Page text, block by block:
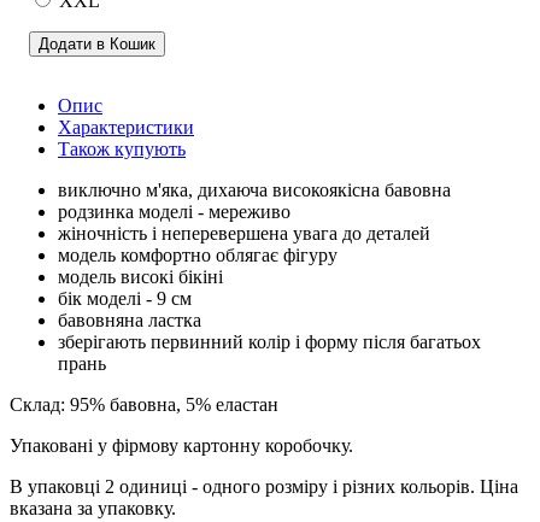
Додати в Кошик
Опис
Характеристики
Також купують
виключно м'яка, дихаюча високоякісна бавовна
родзинка моделі - мереживо
жіночність і неперевершена увага до деталей
модель комфортно облягає фігуру
модель високі бікіні
бік моделі - 9 см
бавовняна ластка
зберігають первинний колір і форму після багатьох
прань
Склад: 95% бавовна, 5% еластан
Упаковані у фірмову картонну коробочку.
В упаковці 2 одиниці - одного розміру і різних кольорів. Ціна
вказана за упаковку.